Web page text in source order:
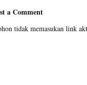
a Comment
tidak memasukan link